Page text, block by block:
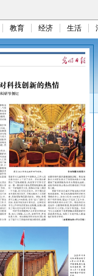
教育 经济 生活